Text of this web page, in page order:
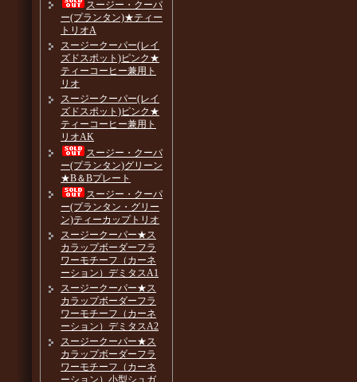
スージー・クーパ
ー(プランタン)★ティー
トリオA
スージークーパー(レイ
ズドスポット)ピンク★
ティーコーヒー兼用ト
リオ
スージークーパー(レイ
ズドスポット)ピンク★
ティーコーヒー兼用ト
リオAK
スージー・クーパ
ー(プランタン)グリーン
★B＆Bプレート
スージー・クーパ
ー(プランタン・グリー
ン)ティーカップトリオ
スージークーパー★ス
カラップボーダーフラ
ワーモチーフ（カーネ
ーション）デミタスA1
スージークーパー★ス
カラップボーダーフラ
ワーモチーフ（カーネ
ーション）デミタスA2
スージークーパー★ス
カラップボーダーフラ
ワーモチーフ（カーネ
ーション）小型シュガ